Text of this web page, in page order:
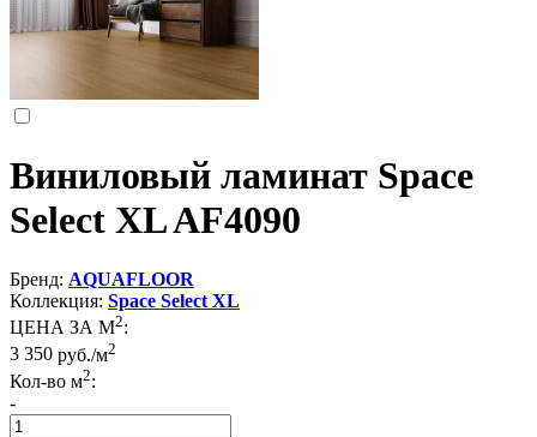
Виниловый ламинат Space
Select XL AF4090
Бренд: AQUAFLOOR
Коллекция: Space Select XL
ЦЕНА ЗА М2:
3 350 руб./м2
Кол-во м2:
-